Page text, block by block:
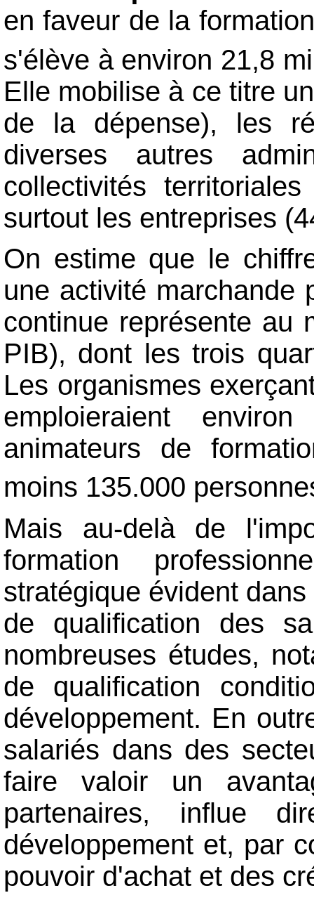
en faveur de la
s'élève à environ 21,8
Elle mobilise à ce titre
de la dépense), les
diverses autres
collectivités
surtout les entreprises
On estime que le
une activité marchande
continue représente au
PIB), dont les trois
Les organismes
emploieraient
animateurs de
moins 135.000
Mais au-delà de
formation
stratégique évident
de qualification des
nombreuses études,
de qualification
développement. En
salariés dans des
faire valoir un
partenaires, influe
développement et, par
pouvoir d'achat et des